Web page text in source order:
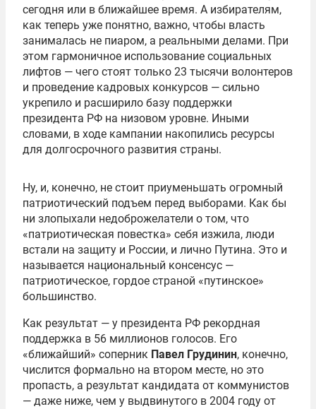
сегодня или в ближайшее время. А избирателям,
как теперь уже понятно, важно, чтобы власть
занималась не пиаром, а реальными делами. При
этом гармоничное использование социальных
лифтов — чего стоят только 23 тысячи волонтеров
и проведение кадровых конкурсов — сильно
укрепило и расширило базу поддержки
президента РФ на низовом уровне. Иными
словами, в ходе кампании накопились ресурсы
для долгосрочного развития страны.
Ну, и, конечно, не стоит приуменьшать огромный
патриотический подъем перед выборами. Как бы
ни злопыхали недоброжелатели о том, что
«патриотическая повестка» себя изжила, люди
встали на защиту и России, и лично Путина. Это и
называется национальный консенсус —
патриотическое, гордое страной «путинское»
большинство.
Как результат — у президента РФ рекордная
поддержка в 56 миллионов голосов. Его
«ближайший» соперник Павел Грудинин, конечно,
числится формально на втором месте, но это
пропасть, а результат кандидата от коммунистов
— даже ниже, чем у выдвинутого в 2004 году от